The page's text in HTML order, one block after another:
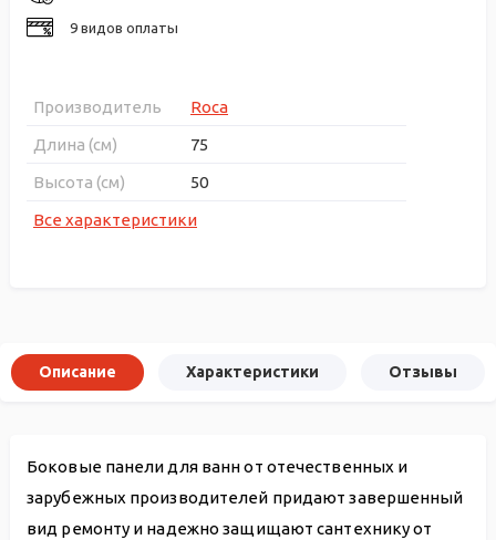
9 видов оплаты
Производитель
Roca
Длина (см)
75
Высота (см)
50
Все характеристики
Описание Характеристики Отзывы
Боковые панели для ванн от отечественных и
зарубежных производителей придают завершенный
вид ремонту и надежно защищают сантехнику от